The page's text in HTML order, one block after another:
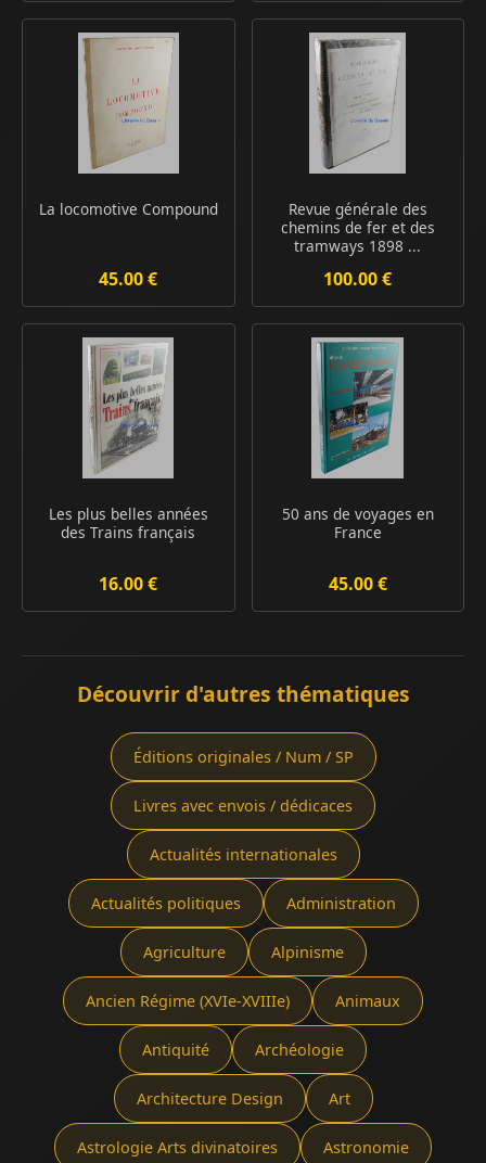
La locomotive Compound
45.00 €
Revue générale des
chemins de fer et des
tramways 1898 ...
100.00 €
Les plus belles années
des Trains français
16.00 €
50 ans de voyages en
France
45.00 €
Découvrir d'autres thématiques
Éditions originales / Num / SP
Livres avec envois / dédicaces
Actualités internationales
Actualités politiques Administration
Agriculture Alpinisme
Ancien Régime (XVIe-XVIIIe) Animaux
Antiquité Archéologie
Architecture Design Art
Astrologie Arts divinatoires Astronomie